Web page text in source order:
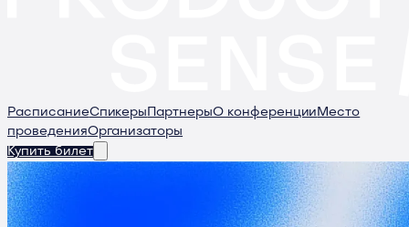
РасписаниеСпикеры ПартнерыО конференции Место
проведенияОрганизаторы
Купить билет